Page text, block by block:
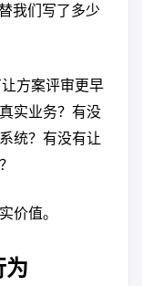
我们写了多少
方案评审更早
实业务？有没
统？有没有让
价值。
为